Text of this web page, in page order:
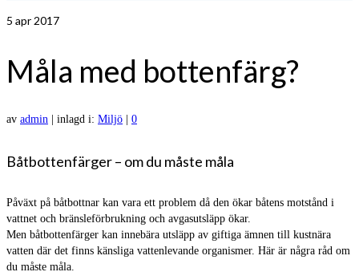
5 apr 2017
Måla med bottenfärg?
av admin inlagd i: Miljö 0
Båtbottenfärger – om du måste måla
Påväxt på båtbottnar kan vara ett problem då den ökar båtens motstånd i
vattnet och bränsle­för­bruk­ning och avgas­utsläpp ökar.
Men båt­botten­färger kan innebära utsläpp av giftiga ämnen till kustnära
vatten där det finns känsliga vatten­levande organismer. Här är några råd om
du måste måla.